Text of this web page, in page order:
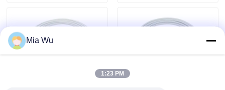
引用を要求しなさい
Mia Wu
1:23 PM